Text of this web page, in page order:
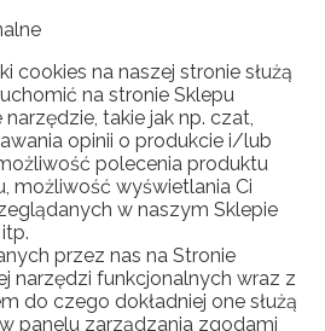
cookies na naszej stronie służą
na stronie Sklepu
takie jak np. czat,
opinii o produkcie i/lub
polecenia produktu
możliwość wyświetlania Ci
w naszym Sklepie
przez nas na Stronie
narzędzi funkcjonalnych wraz z
do czego dokładniej one służą
panelu zarządzania zgodami